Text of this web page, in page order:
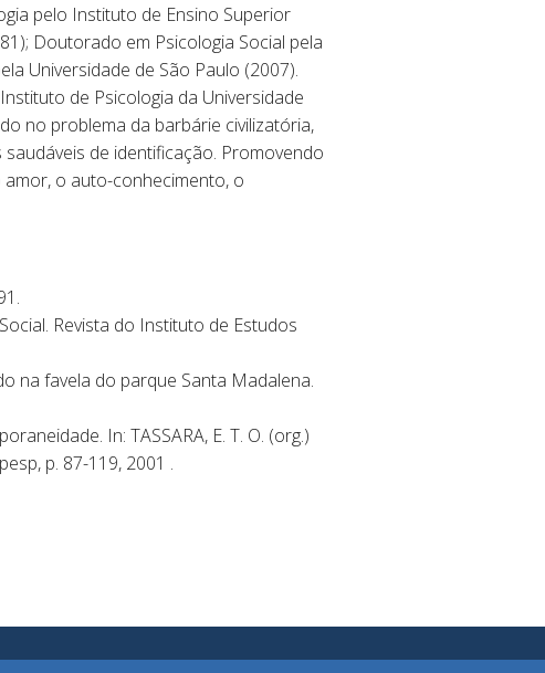
pelo Instituto de Ensino Superior
Doutorado em Psicologia Social pela
Universidade de São Paulo (2007).
de Psicologia da Universidade
no problema da barbárie civilizatória,
de identificação. Promovendo
o auto-conhecimento, o
Revista do Instituto de Estudos
na favela do parque Santa Madalena.
In: TASSARA, E. T. O. (org.)
p. 87-119, 2001 .